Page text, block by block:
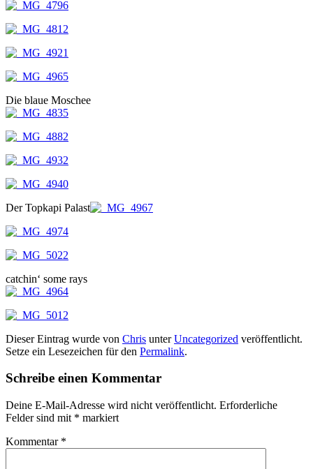
Die blaue Moschee
Der Topkapi Palast
catchin‘ some rays
Dieser Eintrag wurde von Chris unterUncategorized veröffentlicht.
Setze ein Lesezeichen für den Permalink.
Schreibe einen Kommentar
Deine E-Mail-Adresse wird nicht veröffentlicht. Erforderliche
Felder sind mit * markiert
Kommentar *